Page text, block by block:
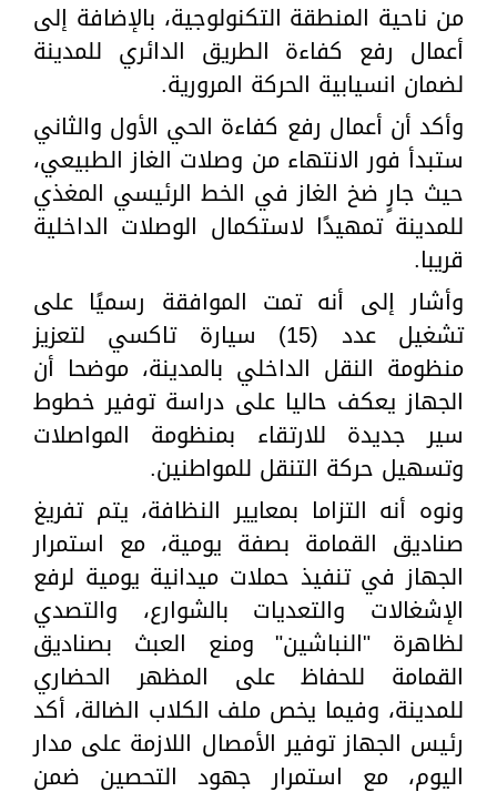
من ناحية المنطقة التكنولوجية، بالإضافة إلى
أعمال رفع كفاءة الطريق الدائري للمدينة
لضمان انسيابية الحركة المرورية.
وأكد أن أعمال رفع كفاءة الحي الأول والثاني
ستبدأ فور الانتهاء من وصلات الغاز الطبيعي،
حيث جارٍ ضخ الغاز في الخط الرئيسي المغذي
للمدينة تمهيدًا لاستكمال الوصلات الداخلية
قريبا.
وأشار إلى أنه تمت الموافقة رسميًا على
تشغيل عدد (15) سيارة تاكسي لتعزيز
منظومة النقل الداخلي بالمدينة، موضحا أن
الجهاز يعكف حاليا على دراسة توفير خطوط
سير جديدة للارتقاء بمنظومة المواصلات
وتسهيل حركة التنقل للمواطنين.
ونوه أنه التزاما بمعايير النظافة، يتم تفريغ
صناديق القمامة بصفة يومية، مع استمرار
الجهاز في تنفيذ حملات ميدانية يومية لرفع
الإشغالات والتعديات بالشوارع، والتصدي
لظاهرة "النباشين" ومنع العبث بصناديق
القمامة للحفاظ على المظهر الحضاري
للمدينة، وفيما يخص ملف الكلاب الضالة، أكد
رئيس الجهاز توفير الأمصال اللازمة على مدار
اليوم، مع استمرار جهود التحصين ضمن